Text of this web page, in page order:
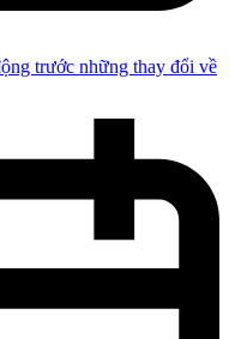
trước những thay đổi về